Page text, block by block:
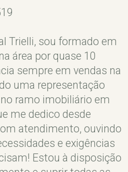
Trielli, sou formado em
área por quase 10
sempre em vendas na
uma representação
ramo imobiliário em
me dedico desde
atendimento, ouvindo
e exigências
Estou à disposição